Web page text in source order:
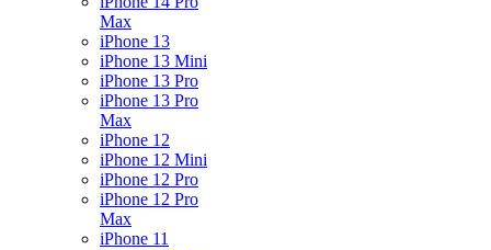
Max
iPhone 13
iPhone 13 Mini
iPhone 13 Pro
iPhone 13 Pro
Max
iPhone 12
iPhone 12 Mini
iPhone 12 Pro
iPhone 12 Pro
Max
iPhone 11